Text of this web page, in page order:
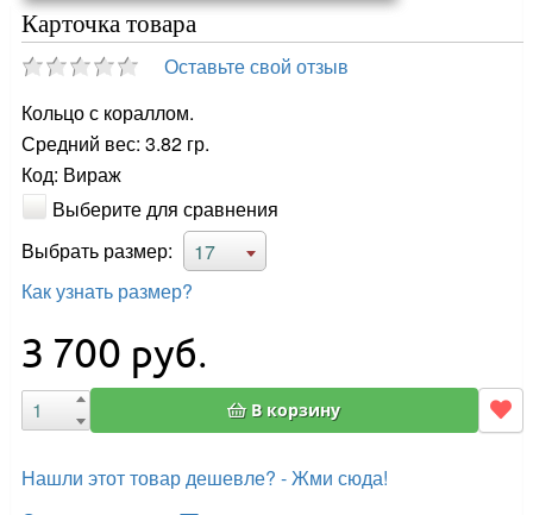
Карточка товара
Оставьте свой отзыв
Кольцо с кораллом.
Средний вес: 3.82 гр.
Код: Вираж
Выберите для сравнения
Выбрать размер:
17
Как узнать размер?
3 700 руб.
В корзину
Нашли этот товар дешевле? - Жми сюда!